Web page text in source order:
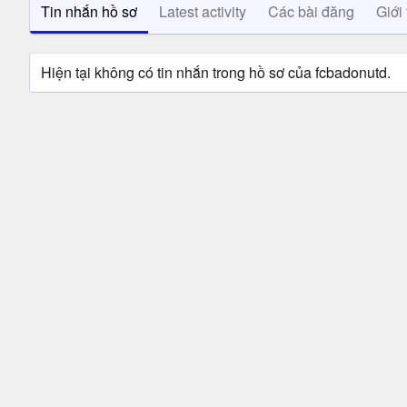
Tin nhắn hồ sơ Latest activity Các bài đăng Giới
Hiện tại không có tin nhắn trong hồ sơ của fcbadonutd.